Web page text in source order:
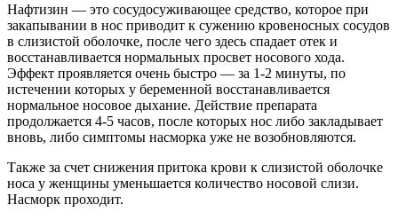
Нафтизин — это сосудосуживающее средство, которое при
закапывании в нос приводит к сужению кровеносных сосудов
в слизистой оболочке, после чего здесь спадает отек и
восстанавливается нормальных просвет носового хода.
Эффект проявляется очень быстро — за 1-2 минуты, по
истечении которых у беременной восстанавливается
нормальное носовое дыхание. Действие препарата
продолжается 4-5 часов, после которых нос либо закладывает
вновь, либо симптомы насморка уже не возобновляются.
Также за счет снижения притока крови к слизистой оболочке
носа у женщины уменьшается количество носовой слизи.
Насморк проходит.